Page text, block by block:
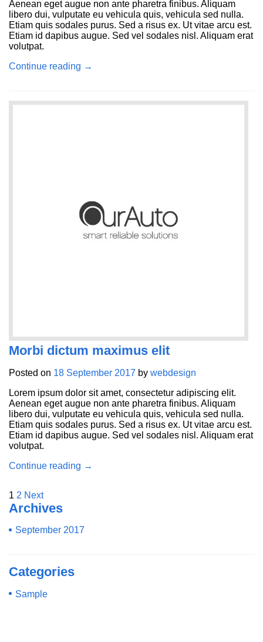
Aenean eget augue non ante pharetra finibus. Aliquam
libero dui, vulputate eu vehicula quis, vehicula sed nulla.
Etiam quis sodales purus. Sed a risus ex. Ut vitae arcu est.
Etiam id dapibus augue. Sed vel sodales nisl. Aliquam erat
volutpat.
Continue reading →
Morbi dictum maximus elit
Posted on 18 September 2017 by webdesign
Lorem ipsum dolor sit amet, consectetur adipiscing elit.
Aenean eget augue non ante pharetra finibus. Aliquam
libero dui, vulputate eu vehicula quis, vehicula sed nulla.
Etiam quis sodales purus. Sed a risus ex. Ut vitae arcu est.
Etiam id dapibus augue. Sed vel sodales nisl. Aliquam erat
volutpat.
Continue reading →
1 2 Next
Archives
September 2017
Categories
Sample